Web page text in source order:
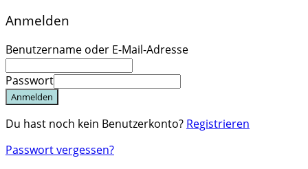
Anmelden
Benutzername oder E-Mail-Adresse
Passwort
Anmelden
Du hast noch kein Benutzerkonto? Registrieren
Passwort vergessen?